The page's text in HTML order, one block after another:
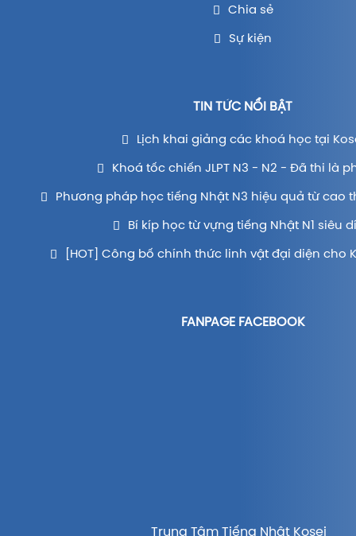
Chia sẻ
Sự kiện
TIN TỨC NỔI BẬT
Lịch khai giảng các khoá học tại
Khoá tốc chiến JLPT N3 - N2 - Đã thi là
Phương pháp học tiếng Nhật N3 hiệu quả từ cao
Bí kíp học từ vựng tiếng Nhật N1 siêu
[HOT] Công bố chính thức linh vật đại diện cho
FANPAGE FACEBOOK
Trung Tâm Tiếng Nhật Kosei